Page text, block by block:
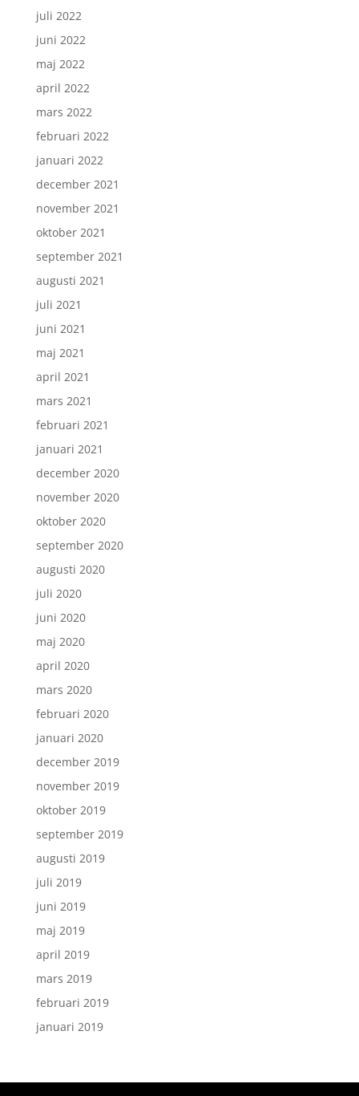
juli 2022
juni 2022
maj 2022
april 2022
mars 2022
februari 2022
januari 2022
december 2021
november 2021
oktober 2021
september 2021
augusti 2021
juli 2021
juni 2021
maj 2021
april 2021
mars 2021
februari 2021
januari 2021
december 2020
november 2020
oktober 2020
september 2020
augusti 2020
juli 2020
juni 2020
maj 2020
april 2020
mars 2020
februari 2020
januari 2020
december 2019
november 2019
oktober 2019
september 2019
augusti 2019
juli 2019
juni 2019
maj 2019
april 2019
mars 2019
februari 2019
januari 2019